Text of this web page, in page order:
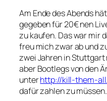
Am Ende des Abends
gegeben für 20€ nen
zu kaufen. Das war mir
freu mich zwar ab und
zwei Jahren in
aber Bootlegs von den
unterhttp://kill-them-
dafür zahlen zu